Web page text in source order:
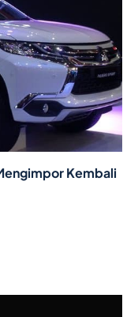
Kembali